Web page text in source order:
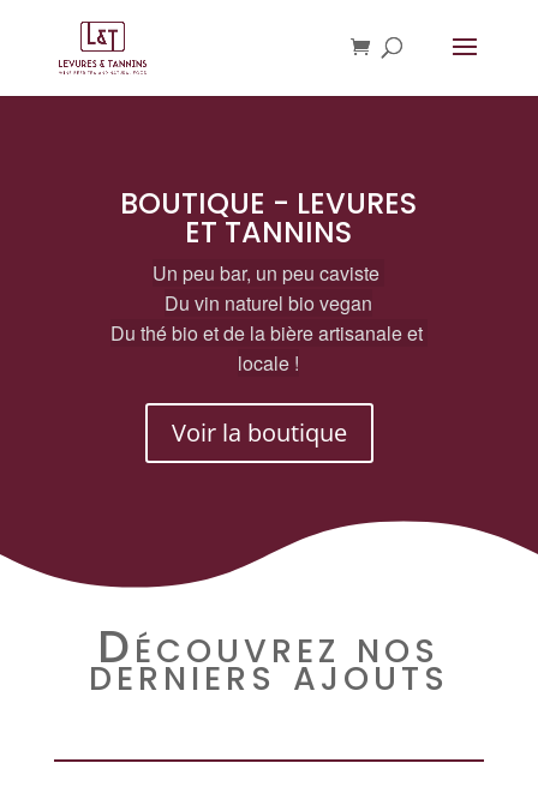
BOUTIQUE - LEVURES
ET TANNINS
Un peu bar, un peu caviste
Du vin naturel bio vegan
Du thé bio et de la bière artisanale et
locale !
Voir la boutique
Découvrez nos
derniers ajouts